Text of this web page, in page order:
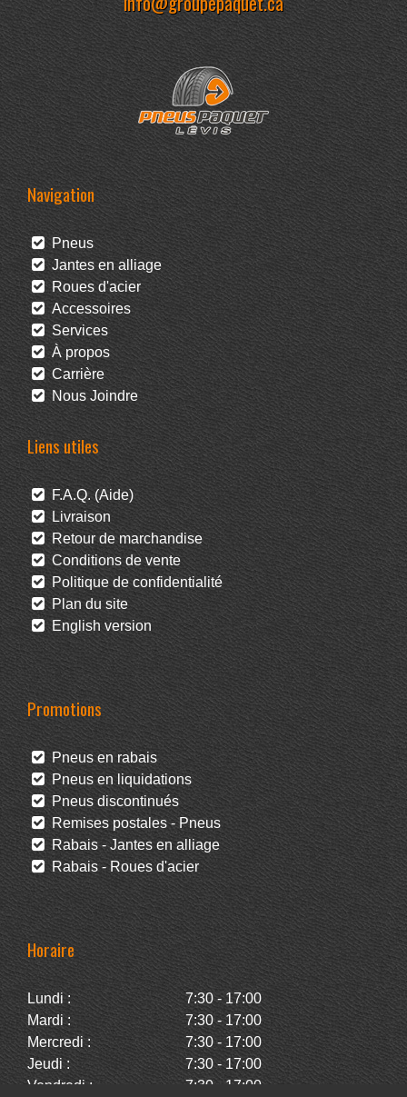
Navigation
Pneus
Jantes en alliage
Roues d'acier
Accessoires
Services
À propos
Carrière
Nous Joindre
Liens utiles
F.A.Q. (Aide)
Livraison
Retour de marchandise
Conditions de vente
Politique de confidentialité
Plan du site
English version
Promotions
Pneus en rabais
Pneus en liquidations
Pneus discontinués
Remises postales - Pneus
Rabais - Jantes en alliage
Rabais - Roues d'acier
Horaire
Lundi :
7:30 - 17:00
Mardi :
7:30 - 17:00
Mercredi :
7:30 - 17:00
Jeudi :
7:30 - 17:00
Vendredi :
7:30 - 17:00